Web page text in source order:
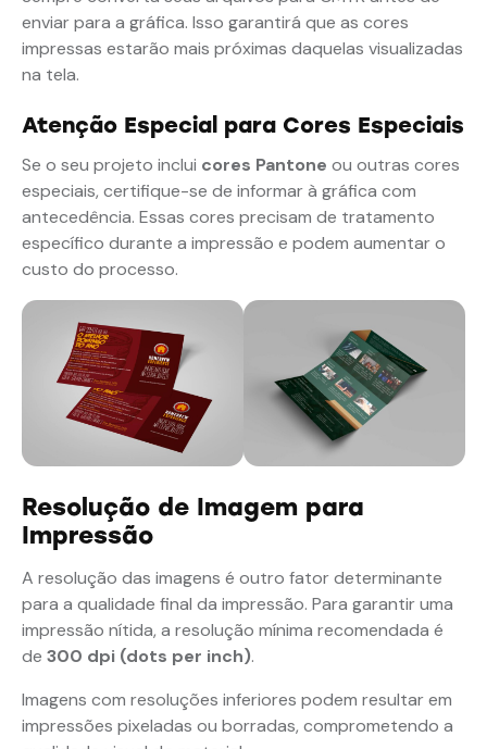
enviar para a gráfica. Isso garantirá que as cores
impressas estarão mais próximas daquelas visualizadas
na tela.
Atenção Especial para Cores Especiais
Se o seu projeto inclui cores Pantone ou outras cores
especiais, certifique-se de informar à gráfica com
antecedência. Essas cores precisam de tratamento
específico durante a impressão e podem aumentar o
custo do processo.
Resolução de Imagem para
Impressão
A resolução das imagens é outro fator determinante
para a qualidade final da impressão. Para garantir uma
impressão nítida, a resolução mínima recomendada é
de 300 dpi (dots per inch).
Imagens com resoluções inferiores podem resultar em
impressões pixeladas ou borradas, comprometendo a